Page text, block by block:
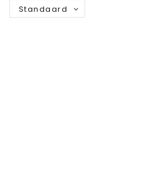
Standaard